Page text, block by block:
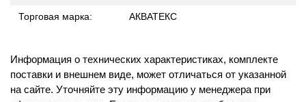
Торговая марка: АКВАТЕКС
Информация о технических характеристиках, комплекте
поставки и внешнем виде, может отличаться от указанной
на сайте. Уточняйте эту информацию у менеджера при